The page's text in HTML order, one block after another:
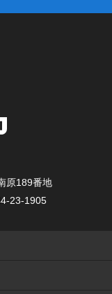
原189番地
23-1905